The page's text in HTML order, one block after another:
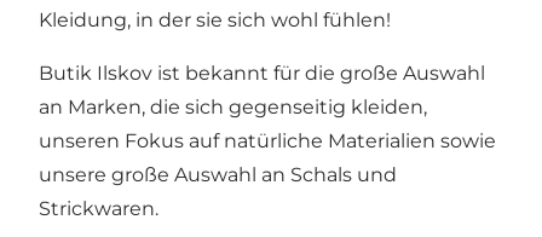
Kleidung, in der sie sich wohl fühlen!
Butik Ilskov ist bekannt für die große Auswahl
an Marken, die sich gegenseitig kleiden,
unseren Fokus auf natürliche Materialien sowie
unsere große Auswahl an Schals und
Strickwaren.